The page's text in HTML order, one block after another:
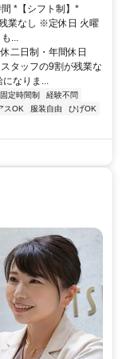
*【シフト制】*
業なし ※定休日 火曜
...
二日制・年間休日
タッフの9割が残業な
になりま...
固定時間制
経験不問
スOK 服装自由
ひげOK